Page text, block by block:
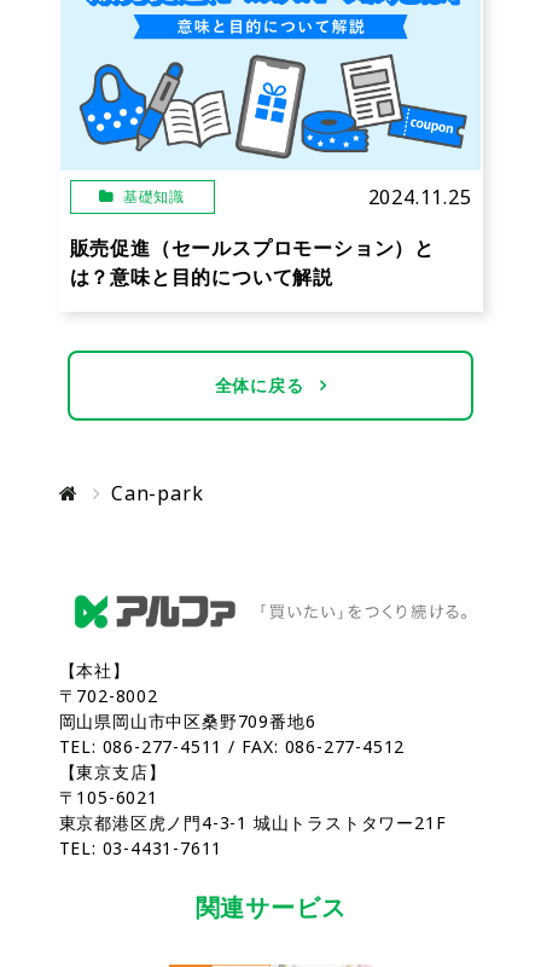
基礎知識
2024.11.25
販売促進（セールスプロモーション）と
は？意味と目的について解説
全体に戻る
Can-park
【本社】
〒702-8002
岡山県岡山市中区桑野709番地6
TEL: 086-277-4511 / FAX: 086-277-4512
【東京支店】
〒105-6021
東京都港区虎ノ門4-3-1 城山トラストタワー21F
TEL: 03-4431-7611
関連サービス